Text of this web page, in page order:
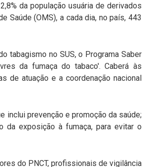
da população usuária de derivados
Saúde (OMS), a cada dia, no país, 443
tabagismo no SUS, o Programa Saber
da fumaça do tabaco'. Caberá às
de atuação e a coordenação nacional
inclui prevenção e promoção da saúde;
da exposição à fumaça, para evitar o
do PNCT, profissionais de vigilância